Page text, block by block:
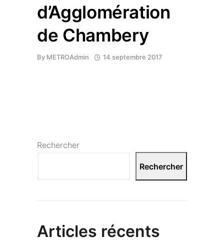
d’Agglomération
de Chambery
By METROAdmin 14 septembre 2017
Rechercher
Rechercher
Articles récents